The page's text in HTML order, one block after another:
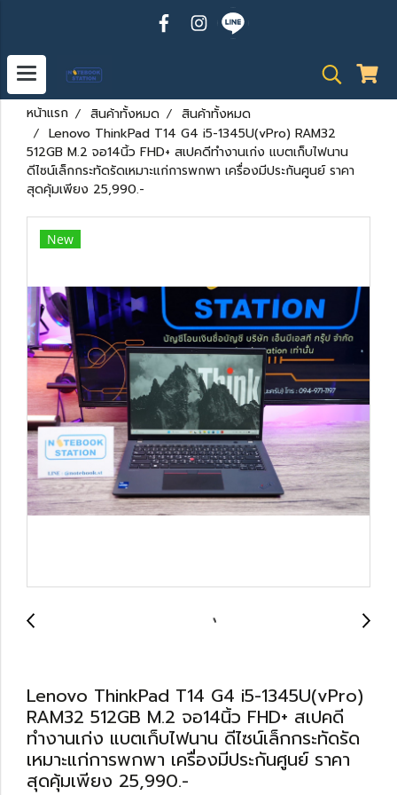
หน้าแรก สินค้าทั้งหมด
สินค้าทั้งหมด
Lenovo ThinkPad T14 G4 i5-1345U(vPro) RAM32
512GB M.2 จอ14นิ้ว FHD+ สเปคดีทำงานเก่ง แบตเก็บไฟนาน
ดีไซน์เล็กกระทัดรัดเหมาะแก่การพกพา เครื่องมีประกันศูนย์ ราคา
สุดคุ้มเพียง 25,990.-
New
Lenovo ThinkPad T14 G4 i5-1345U(vPro)
RAM32 512GB M.2 จอ14นิ้ว FHD+ สเปคดี
ทำงานเก่ง แบตเก็บไฟนาน ดีไซน์เล็กกระทัดรัด
เหมาะแก่การพกพา เครื่องมีประกันศูนย์ ราคา
สุดคุ้มเพียง 25,990.-